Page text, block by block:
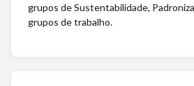
grupos de Sustentabilidade,
grupos de trabalho.